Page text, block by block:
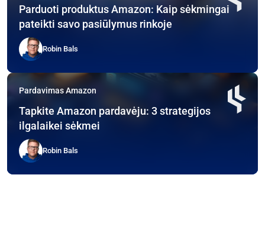
Parduoti produktus Amazon: Kaip sėkmingai
pateikti savo pasiūlymus rinkoje
Robin Bals
Pardavimas Amazon
Tapkite Amazon pardavėju: 3 strategijos
ilgalaikei sėkmei
Robin Bals